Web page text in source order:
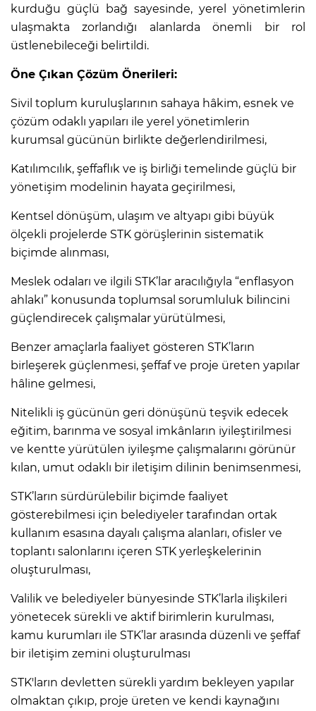
kurduğu güçlü bağ sayesinde, yerel yönetimlerin
ulaşmakta zorlandığı alanlarda önemli bir rol
üstlenebileceği belirtildi.
Öne Çıkan Çözüm Önerileri:
Sivil toplum kuruluşlarının sahaya hâkim, esnek ve
çözüm odaklı yapıları ile yerel yönetimlerin
kurumsal gücünün birlikte değerlendirilmesi,
Katılımcılık, şeffaflık ve iş birliği temelinde güçlü bir
yönetişim modelinin hayata geçirilmesi,
Kentsel dönüşüm, ulaşım ve altyapı gibi büyük
ölçekli projelerde STK görüşlerinin sistematik
biçimde alınması,
Meslek odaları ve ilgili STK’lar aracılığıyla “enflasyon
ahlakı” konusunda toplumsal sorumluluk bilincini
güçlendirecek çalışmalar yürütülmesi,
Benzer amaçlarla faaliyet gösteren STK’ların
birleşerek güçlenmesi, şeffaf ve proje üreten yapılar
hâline gelmesi,
Nitelikli iş gücünün geri dönüşünü teşvik edecek
eğitim, barınma ve sosyal imkânların iyileştirilmesi
ve kentte yürütülen iyileşme çalışmalarını görünür
kılan, umut odaklı bir iletişim dilinin benimsenmesi,
STK’ların sürdürülebilir biçimde faaliyet
gösterebilmesi için belediyeler tarafından ortak
kullanım esasına dayalı çalışma alanları, ofisler ve
toplantı salonlarını içeren STK yerleşkelerinin
oluşturulması,
Valilik ve belediyeler bünyesinde STK’larla ilişkileri
yönetecek sürekli ve aktif birimlerin kurulması,
kamu kurumları ile STK’lar arasında düzenli ve şeffaf
bir iletişim zemini oluşturulması
STK'ların devletten sürekli yardım bekleyen yapılar
olmaktan çıkıp, proje üreten ve kendi kaynağını